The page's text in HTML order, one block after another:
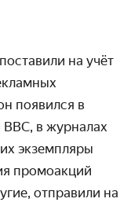
на учёт
появился в
в журналах
экземпляры
промоакций
отправили на